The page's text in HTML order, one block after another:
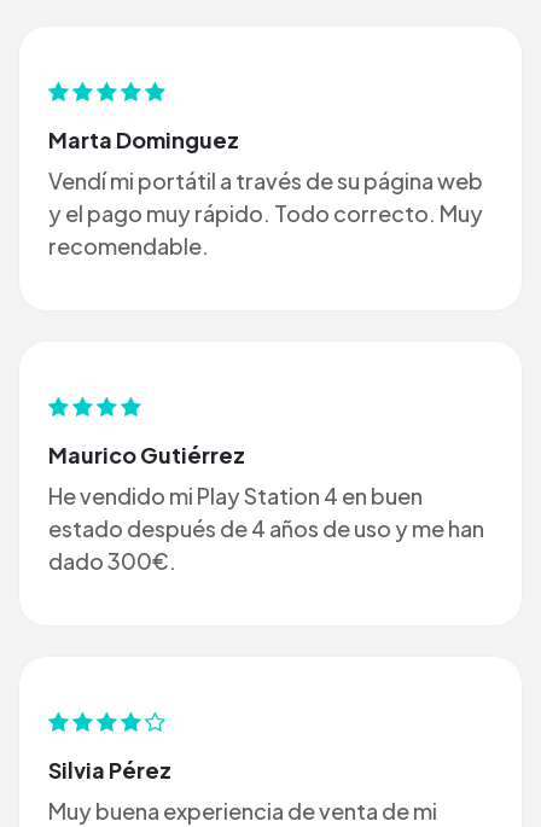
Marta Dominguez
Vendí mi portátil a través de su página web
y el pago muy rápido. Todo correcto. Muy
recomendable.
Maurico Gutiérrez
He vendido mi Play Station 4 en buen
estado después de 4 años de uso y me han
dado 300€.
Silvia Pérez
Muy buena experiencia de venta de mi